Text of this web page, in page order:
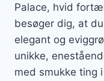
Palace, hvid
besøger dig, at
elegant og
unikke,
med smukke ting